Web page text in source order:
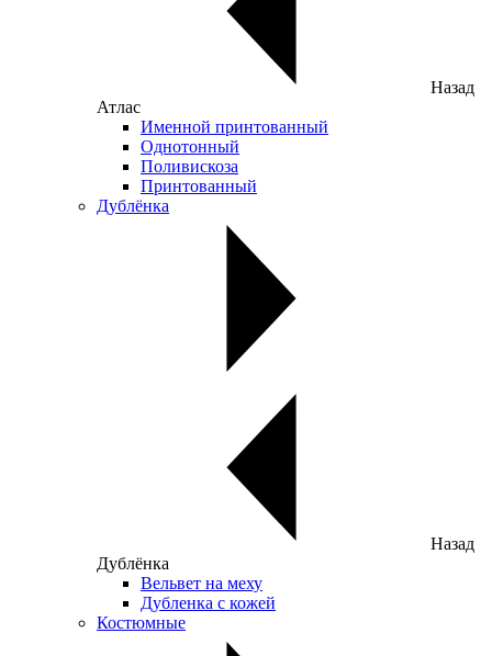
Назад
Атлас
Именной принтованный
Однотонный
Поливискоза
Принтованный
Дублёнка
Назад
Дублёнка
Вельвет на меху
Дубленка с кожей
Костюмные